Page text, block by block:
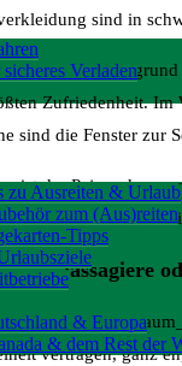
Verladen
zu Ausreiten & Urlaub
zum (Aus)reiten
Tipps
& Europa
& dem Rest der
sind in
hatten wir
Zufriedenheit. Im
sind die Fenster zur
ist der Pajero
Dafür bietet die
Passagiere
vertragen, ganz